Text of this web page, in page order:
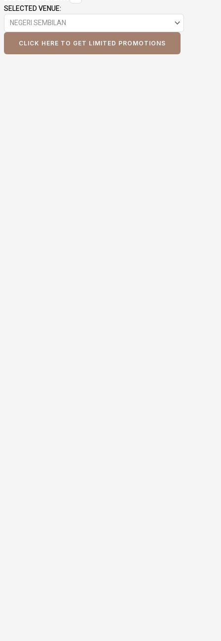
SELECTED VENUE:
CLICK HERE TO GET LIMITED PROMOTIONS